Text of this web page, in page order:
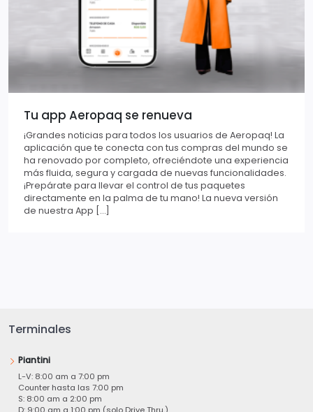
Tu app Aeropaq se renueva
¡Grandes noticias para todos los usuarios de Aeropaq! La
aplicación que te conecta con tus compras del mundo se
ha renovado por completo, ofreciéndote una experiencia
más fluida, segura y cargada de nuevas funcionalidades.
¡Prepárate para llevar el control de tus paquetes
directamente en la palma de tu mano! La nueva versión
de nuestra App […]
Terminales
Piantini
L-V: 8:00 am a 7:00 pm
Counter hasta las 7:00 pm
S: 8:00 am a 2:00 pm